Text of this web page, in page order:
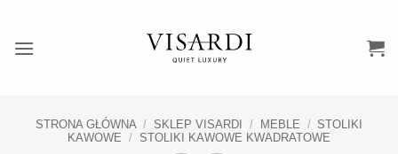
zawartości
STRONA GŁÓWNA / SKLEP VISARDI / MEBLE / STOLIKI
KAWOWE / STOLIKI KAWOWE KWADRATOWE